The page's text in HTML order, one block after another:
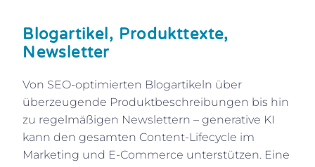
Blogartikel, Produkttexte,
Newsletter
Von SEO-optimierten Blogartikeln über
überzeugende Produktbeschreibungen bis hin
zu regelmäßigen Newslettern – generative KI
kann den gesamten Content-Lifecycle im
Marketing und E-Commerce unterstützen. Eine